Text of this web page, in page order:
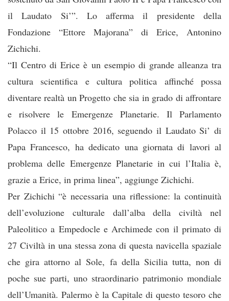
il Laudato Si’”. Lo afferma il presidente della
Fondazione “Ettore Majorana” di Erice, Antonino
Zichichi.
“Il Centro di Erice è un esempio di grande alleanza tra
cultura scientifica e cultura politica affinché possa
diventare realtà un Progetto che sia in grado di affrontare
e risolvere le Emergenze Planetarie. Il Parlamento
Polacco il 15 ottobre 2016, seguendo il Laudato Si’ di
Papa Francesco, ha dedicato una giornata di lavori al
problema delle Emergenze Planetarie in cui l’Italia è,
grazie a Erice, in prima linea”, aggiunge Zichichi.
Per Zichichi “è necessaria una riflessione: la continuità
dell’evoluzione culturale dall’alba della civiltà nel
Paleolitico a Empedocle e Archimede con il primato di
27 Civiltà in una stessa zona di questa navicella spaziale
che gira attorno al Sole, fa della Sicilia tutta, non di
poche sue parti, uno straordinario patrimonio mondiale
dell’Umanità. Palermo è la Capitale di questo tesoro che